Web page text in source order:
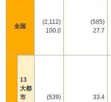
全国
(2,112)
100.0
(585)
27.7
13
大都
市
(539) 33.4